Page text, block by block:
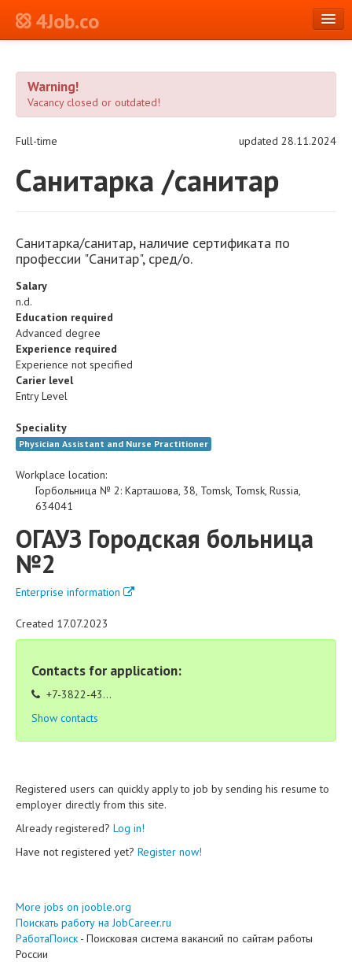
4Job.co
Log in or Register
Warning!
Vacancy closed or outdated!
Full-time updated 28.11.2024
Санитарка /санитар
Санитарка/санитар, наличие сертификата по
профессии "Санитар", сред/о.
Salary
n.d.
Education required
Advanced degree
Experience required
Experience not specified
Carier level
Entry Level
Speciality
Physician Assistant and Nurse Practitioner
Workplace location:
Горбольница № 2: Карташова, 38, Tomsk, Tomsk, Russia,
634041
ОГАУЗ Городская больница
№2
Enterprise information
Created 17.07.2023
Contacts for application:
+7-3822-43...
Show contacts
Registered users can quickly apply to job by sending his resume to
employer directly from this site.
Already registered? Log in!
Have not registered yet? Register now!
More jobs on jooble.org
Поискать работу на JobCareer.ru
РаботаПоиск - Поисковая система вакансий по сайтам работы
России